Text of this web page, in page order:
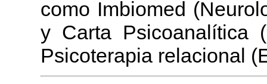
como Imbiomed
y Carta Psicoanalítica
Psicoterapia relacional